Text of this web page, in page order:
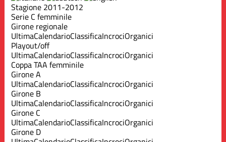
Stagione 2011-2012
Serie C femminile
Girone regionale
UltimaCalendarioClassificaIncrociOrganici
Playout/off
UltimaCalendarioClassificaIncrociOrganici
Coppa TAA femminile
Girone A
UltimaCalendarioClassificaIncrociOrganici
Girone B
UltimaCalendarioClassificaIncrociOrganici
Girone C
UltimaCalendarioClassificaIncrociOrganici
Girone D